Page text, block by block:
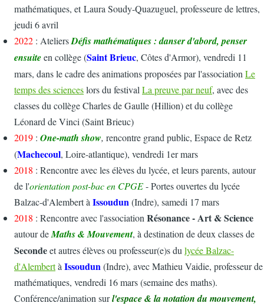
mathématiques, et Laura Soudy-Quazuguel, professeure de lettres,
jeudi 6 avril
2022 : AteliersDéfis mathématiques : danser d'abord, penser
ensuiteen collège (Saint Brieuc, Côtes d'Armor), vendredi 11
mars, dans le cadre des animations proposées par l'associationLe
temps des scienceslors du festivalLa preuve par neuf, avec des
classes du collège Charles de Gaulle (Hillion) et du collège
Léonard de Vinci (Saint Brieuc)
2019 : One-math show, rencontre grand public, Espace de Retz
(Machecoul, Loire-atlantique), vendredi 1er mars
2018 : Rencontre avec les élèves du lycée, et leurs parents, autour
de l'orientation post-bac en CPGE- Portes ouvertes du lycée
Balzac-d'Alembert àIssoudun(Indre), samedi 17 mars
2018 : Rencontre avec l'associationRésonance - Art & Science
autour deMaths & Mouvement, à destination de deux classes de
Secondeet autres élèves ou professeur(e)s dulycée Balzac-
d'AlembertàIssoudun(Indre), avec Mathieu Vaidie, professeur de
mathématiques, vendredi 16 mars (semaine des maths).
Conférence/animation surl'espace & la notation du mouvement,